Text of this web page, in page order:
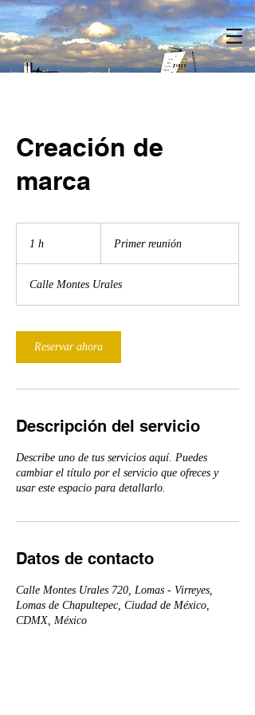
Creación de
marca
1 h Primer reunión
Calle Montes Urales
Reservar ahora
Descripción del servicio
Describe uno de tus servicios aquí. Puedes
cambiar el título por el servicio que ofreces y
usar este espacio para detallarlo.
Datos de contacto
Calle Montes Urales 720, Lomas - Virreyes,
Lomas de Chapultepec, Ciudad de México,
CDMX, México